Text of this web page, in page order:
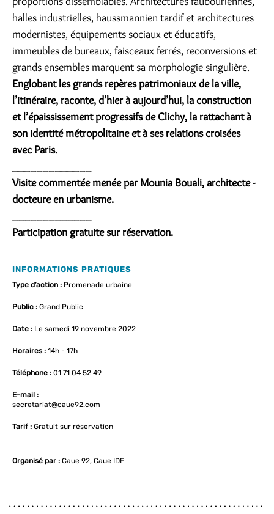
halles industrielles, haussmannien tardif et architectures
modernistes, équipements sociaux et éducatifs,
immeubles de bureaux, faisceaux ferrés, reconversions et
grands ensembles marquent sa morphologie singulière.
Englobant les grands repères patrimoniaux de la ville,
l’itinéraire, raconte, d’hier à aujourd’hui, la construction
et l’épaississement progressifs de Clichy, la rattachant à
son identité métropolitaine et à ses relations croisées
avec Paris.
Visite commentée menée par Mounia Bouali, architecte -
docteure en urbanisme.
Participation gratuite sur réservation.
INFORMATIONS PRATIQUES
Type d’action : Promenade urbaine
Public : Grand Public
Date : Le samedi 19 novembre 2022
Horaires : 14h - 17h
Téléphone : 01 71 04 52 49
E-mail :
secretariat@caue92.com
Tarif : Gratuit sur réservation
Organisé par : Caue 92, Caue IDF